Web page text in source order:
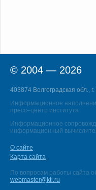
© 2004 — 2026
403874 Волгоградская обл.,
Информационное
пресс–центр института
Информационное
информационный
О сайте
Карта сайта
По вопросам работы сайта
webmaster@kti.ru